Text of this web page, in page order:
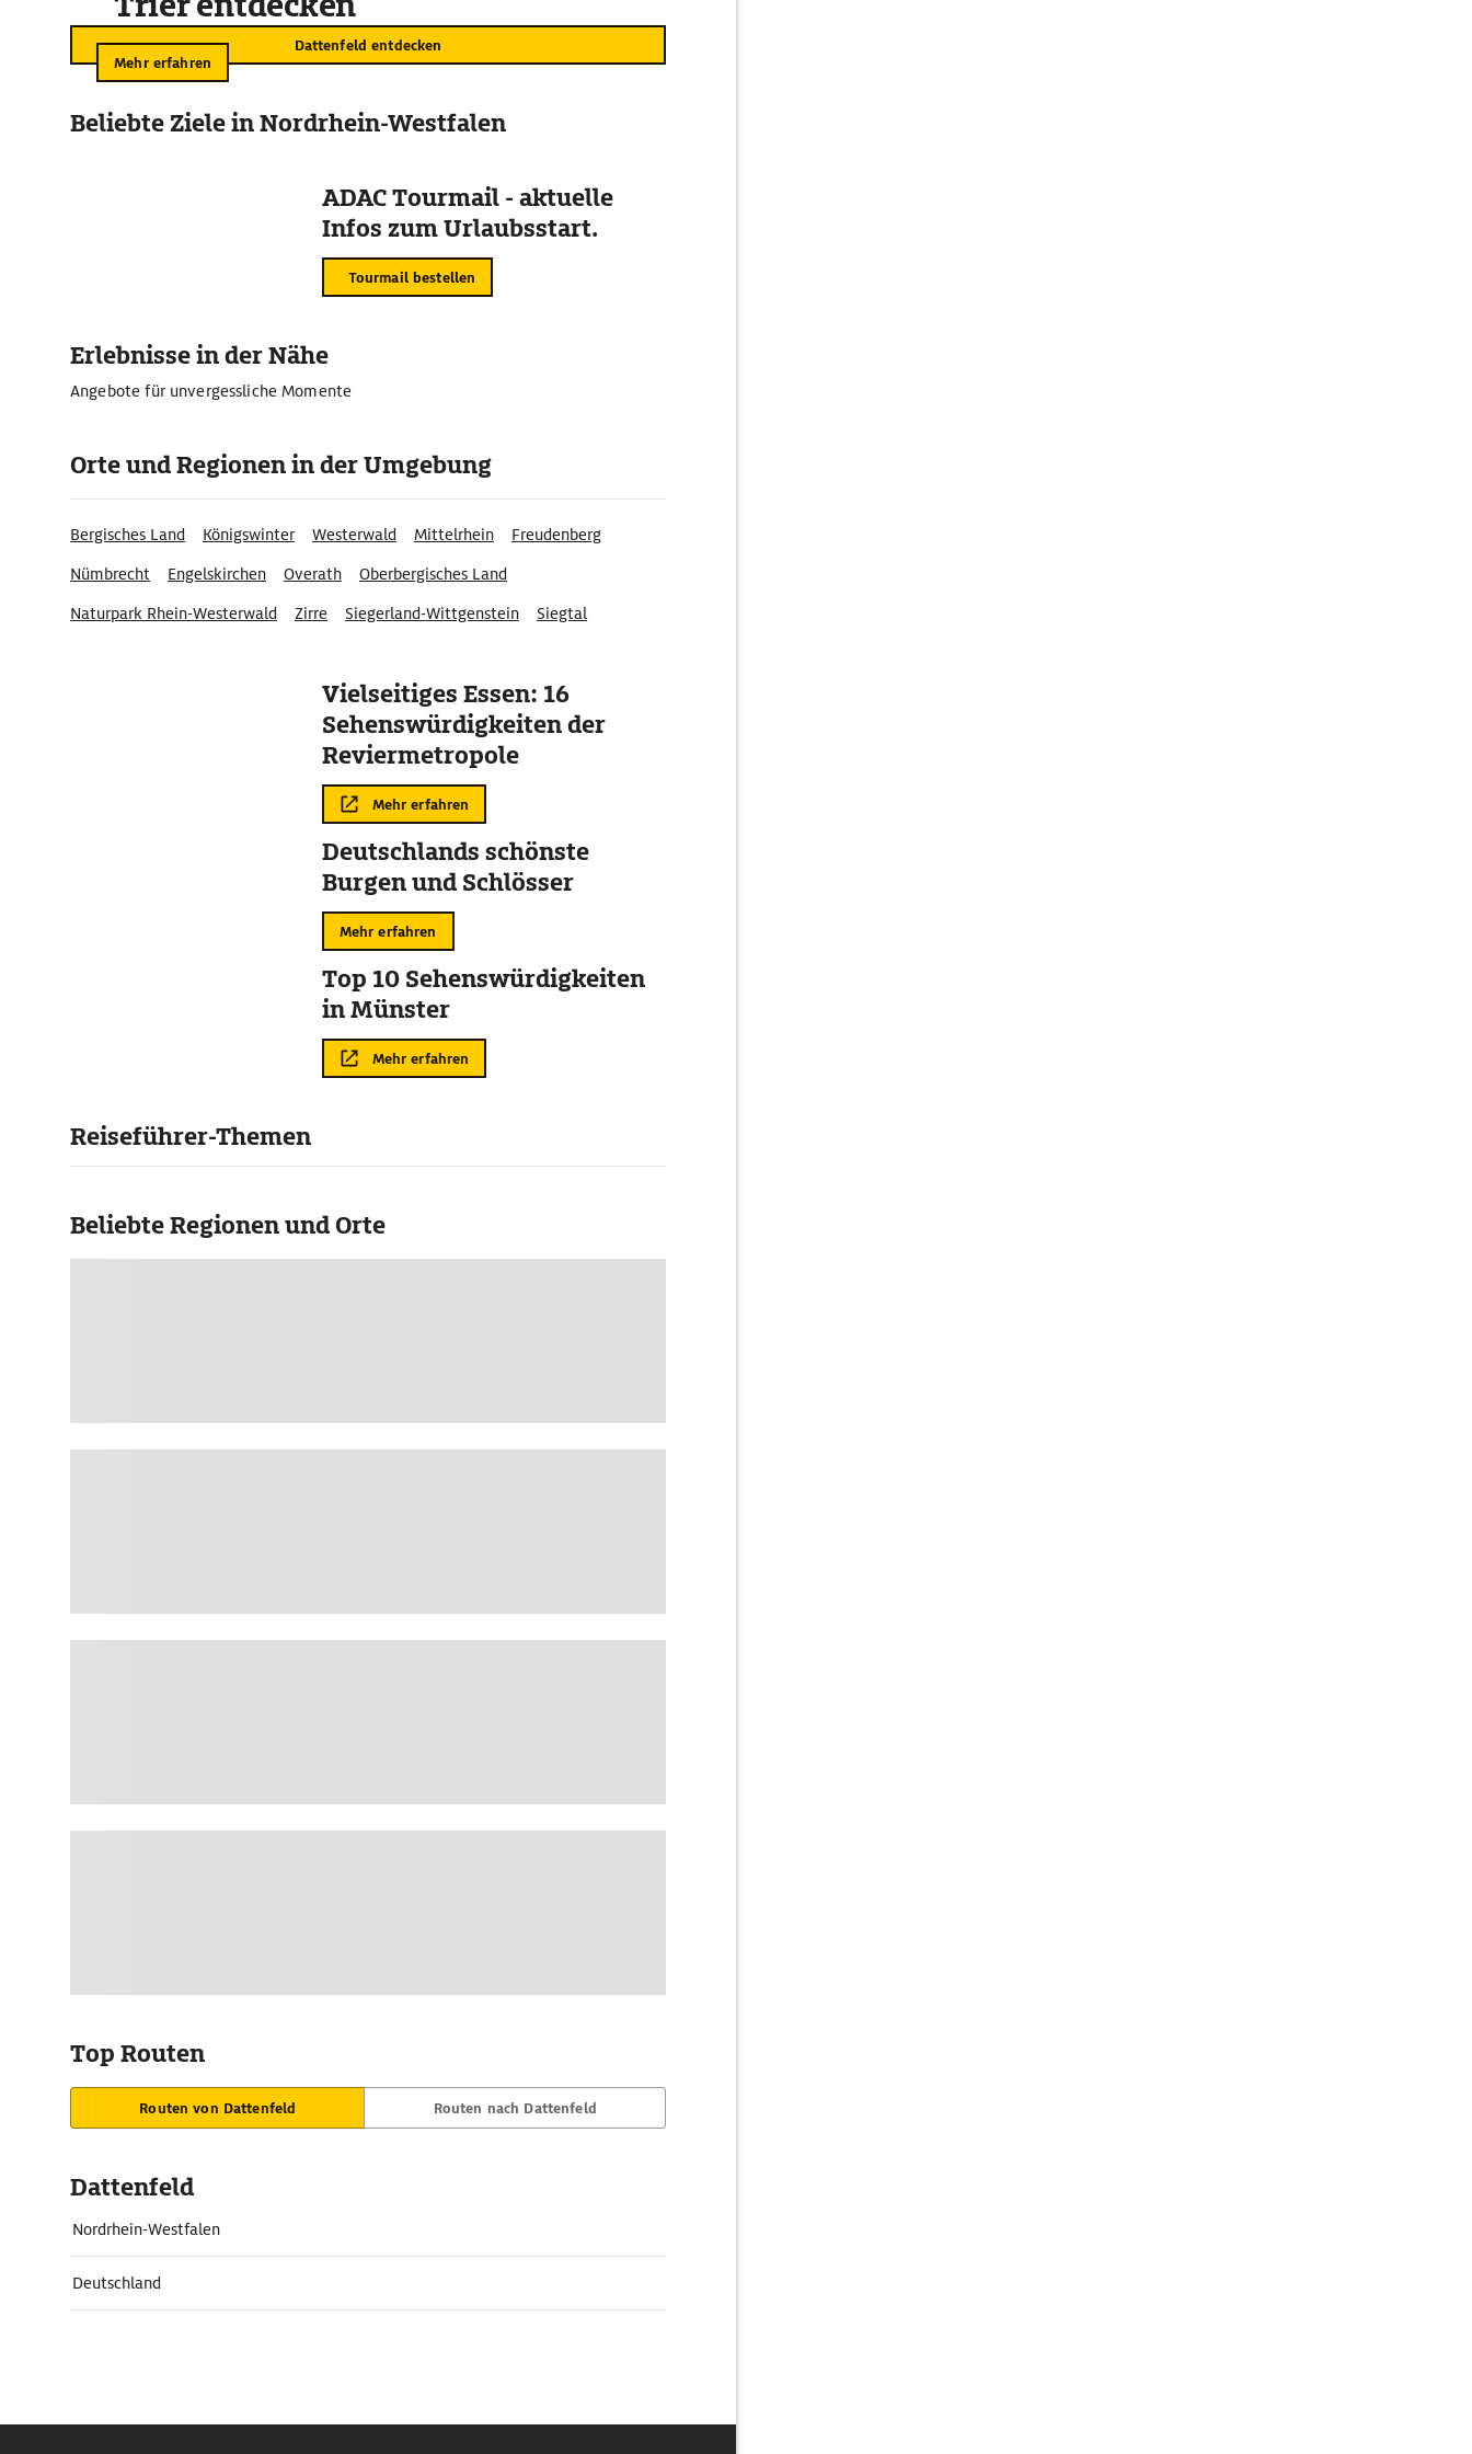
Dattenfeld entdecken
Mehr erfahren
Beliebte Ziele in Nordrhein-Westfalen
ADAC Tourmail - aktuelle
Infos zum Urlaubsstart.
Tourmail bestellen
Erlebnisse in der Nähe
Angebote für unvergessliche Momente
Orte und Regionen in der Umgebung
Bergisches Land Königswinter Westerwald Mittelrhein
Freudenberg
Nümbrecht
Engelskirchen Overath
Oberbergisches Land
Naturpark Rhein-Westerwald
Zirre Siegerland-Wittgenstein
Siegtal
Vielseitiges Essen: 16
Sehenswürdigkeiten der
Reviermetropole
Mehr erfahren
Deutschlands schönste
Burgen und Schlösser
Mehr erfahren
Top 10 Sehenswürdigkeiten
in Münster
Mehr erfahren
Reiseführer-Themen
Beliebte Regionen und Orte
Top Routen
Routen von Dattenfeld Routen nach Dattenfeld
Dattenfeld
Nordrhein-Westfalen
Deutschland